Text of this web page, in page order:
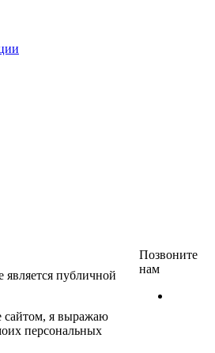
публичной
сайтом, я выражаю
персональных
Позвоните
нам